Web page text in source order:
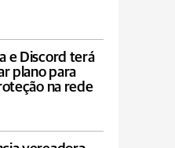
e Discord terá
plano para
na rede